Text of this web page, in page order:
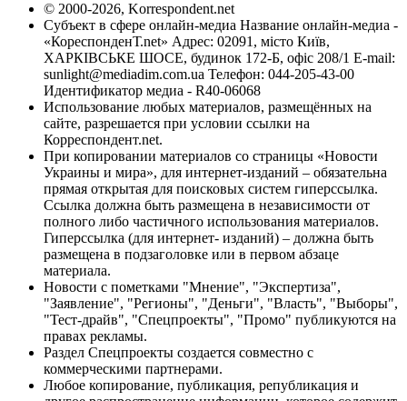
© 2000-2026, Korrespondent.net
Субъект в сфере онлайн-медиа Название онлайн-медиа -
«КореспонденТ.net» Адрес: 02091, місто Київ,
ХАРКІВСЬКЕ ШОСЕ, будинок 172-Б, офіс 208/1 E-mail:
sunlight@mediadim.com.ua Телефон: 044-205-43-00
Идентификатор медиа - R40-06068
Использование любых материалов, размещённых на
сайте, разрешается при условии ссылки на
Корреспондент.net.
При копировании материалов со страницы «Новости
Украины и мира», для интернет-изданий – обязательна
прямая открытая для поисковых систем гиперссылка.
Ссылка должна быть размещена в независимости от
полного либо частичного использования материалов.
Гиперссылка (для интернет- изданий) – должна быть
размещена в подзаголовке или в первом абзаце
материала.
Новости с пометками "Мнение", "Экспертиза",
"Заявление", "Регионы", "Деньги", "Власть", "Выборы",
"Тест-драйв", "Спецпроекты", "Промо" публикуются на
правах рекламы.
Раздел Спецпроекты создается совместно с
коммерческими партнерами.
Любое копирование, публикация, републикация и